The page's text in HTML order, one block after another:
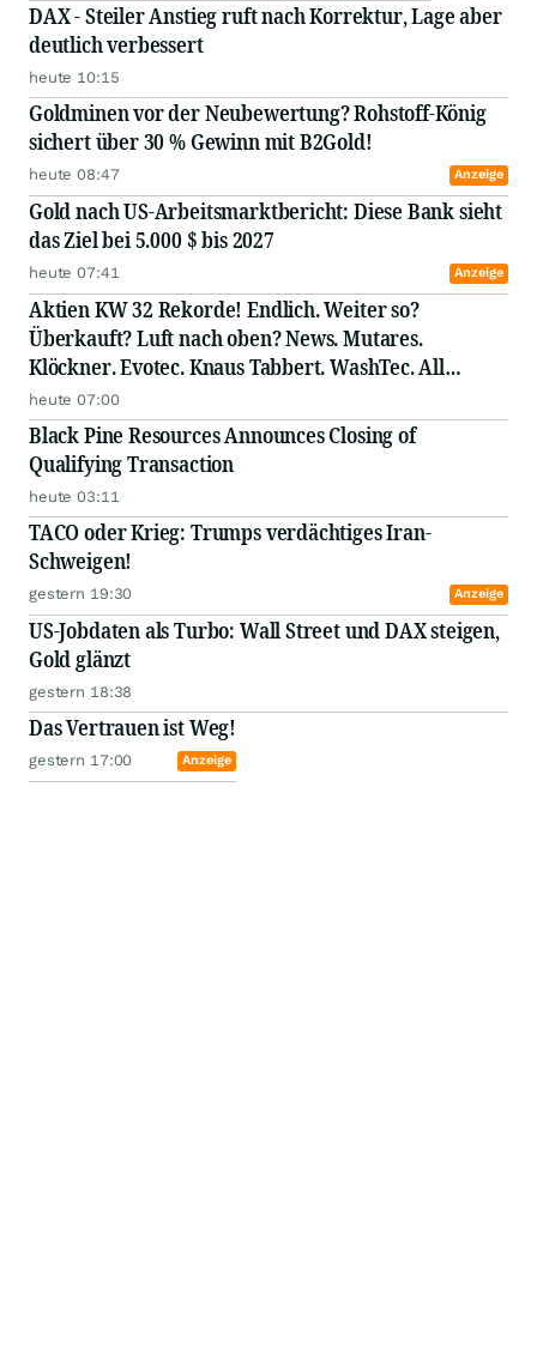
DAX - Steiler Anstieg ruft nach Korrektur, Lage aber
deutlich verbessert
heute 10:15
Goldminen vor der Neubewertung? Rohstoff-König
sichert über 30 % Gewinn mit B2Gold!
heute 08:47 Anzeige
Gold nach US-Arbeitsmarktbericht: Diese Bank sieht
das Ziel bei 5.000 $ bis 2027
heute 07:41 Anzeige
Aktien KW 32 Rekorde! Endlich. Weiter so?
Überkauft? Luft nach oben? News. Mutares.
Klöckner. Evotec. Knaus Tabbert. WashTec. All
Stabilus. ElringKlinger. Hamborner REIT. Jost. SUSS
MicroTec. Rational. Elmos Semiconductor. GFT.
Bastei Lübbe. Nordex. Aurub
heute 07:00
Black Pine Resources Announces Closing of
Qualifying Transaction
heute 03:11
TACO oder Krieg: Trumps verdächtiges Iran-
Schweigen!
gestern 19:30 Anzeige
US-Jobdaten als Turbo: Wall Street und DAX steigen,
Gold glänzt
gestern 18:38
Das Vertrauen ist Weg!
gestern 17:00 Anzeige